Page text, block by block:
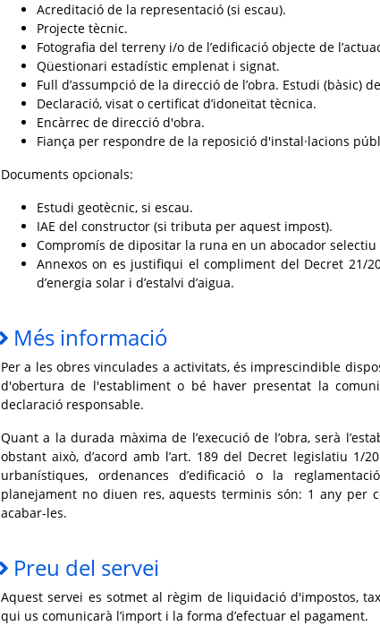
Acreditació de la representació (si escau).
Projecte tècnic.
Fotografia del terreny i/o de l’edificació objecte de
Qüestionari estadístic emplenat i signat.
Full d’assumpció de la direcció de l’obra. Estudi (bàsic)
Declaració, visat o certificat d’idoneïtat tècnica.
Encàrrec de direcció d'obra.
Fiança per respondre de la reposició d'instal·lacions
Documents opcionals:
Estudi geotècnic, si escau.
IAE del constructor (si tributa per aquest impost).
Compromís de dipositar la runa en un abocador selectiu
Annexos on es justifiqui el compliment del Decret 21/
d’energia solar i d’estalvi d’aigua.
Més informació
Per a les obres vinculades a activitats, és imprescindible
d'obertura de l'establiment o bé haver presentat la
declaració responsable.
Quant a la durada màxima de l’execució de l’obra, serà
obstant això, d’acord amb l’art. 189 del Decret legislatiu 1/
urbanístiques, ordenances d’edificació o la
planejament no diuen res, aquests terminis són: 1 any per
acabar-les.
Preu del servei
Aquest servei es sotmet al règim de liquidació d'impostos,
qui us comunicarà l’import i la forma d’efectuar el pagament.